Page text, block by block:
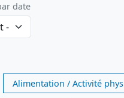
date
Alimentation / Activité